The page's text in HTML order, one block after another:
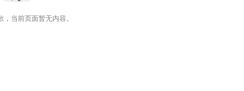
，当前页面暂无内容。